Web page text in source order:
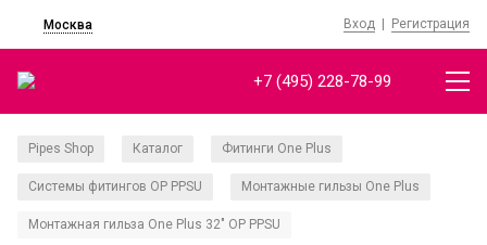
Москва Вход | Регистрация
+7 (495) 228-78-99
Pipes Shop Каталог Фитинги One Plus
Системы фитингов ОР PPSU Монтажные гильзы One Plus
Монтажная гильза One Plus 32" OP PPSU